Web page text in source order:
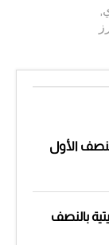
,
الأول
بالنصف